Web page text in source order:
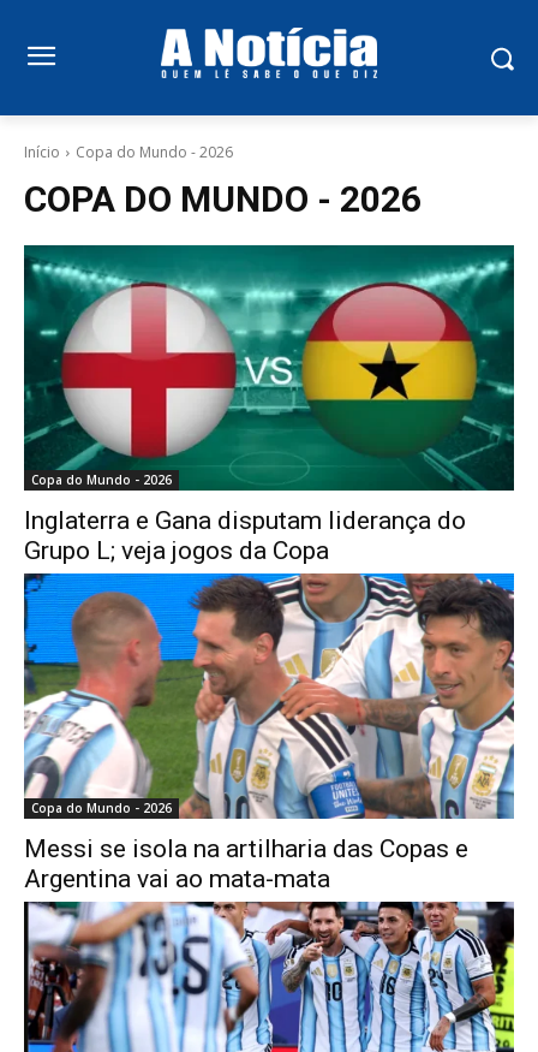
Início Copa do Mundo - 2026
COPA DO MUNDO - 2026
Copa do Mundo - 2026
Inglaterra e Gana disputam liderança do
Grupo L; veja jogos da Copa
Copa do Mundo - 2026
Messi se isola na artilharia das Copas e
Argentina vai ao mata-mata